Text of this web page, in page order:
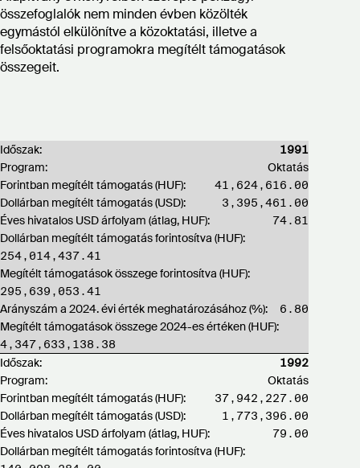
összefoglalók nem minden évben közölték
egymástól elkülönítve a közoktatási, illetve a
felsőoktatási programokra megítélt támogatások
összegeit.
Időszak: 1991
Program:
Oktatás
Forintban megítélt támogatás (HUF):
41,624,616.00
Dollárban megítélt támogatás (USD): 3,395,461.00
Éves hivatalos USD árfolyam (átlag, HUF): 74.81
Dollárban megítélt támogatás forintosítva (HUF):
254,014,437.41
Megítélt támogatások összege forintosítva (HUF):
295,639,053.41
Arányszám a 2024. évi érték meghatározásához (%): 6.80
Megítélt támogatások összege 2024-es értéken (HUF):
4,347,633,138.38
Időszak: 1992
Program:
Oktatás
Forintban megítélt támogatás (HUF):
37,942,227.00
Dollárban megítélt támogatás (USD): 1,773,396.00
Éves hivatalos USD árfolyam (átlag, HUF): 79.00
Dollárban megítélt támogatás forintosítva (HUF):